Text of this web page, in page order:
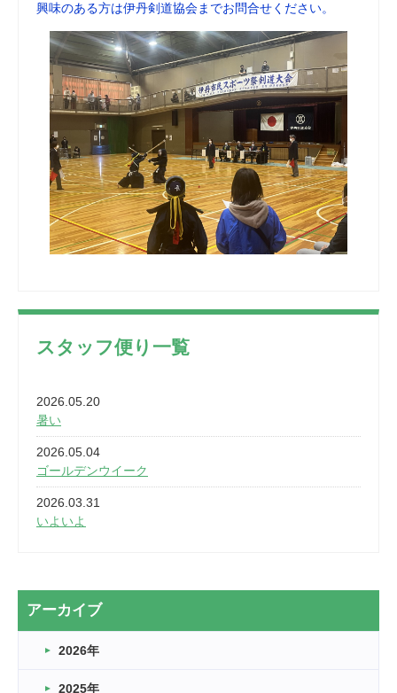
興味のある方は伊丹剣道協会までお問合せください。
スタッフ便り一覧
2026.05.20
暑い
2026.05.04
ゴールデンウイーク
2026.03.31
いよいよ
2026.03.20
なぎなた
2026.03.16
アーカイブ
2026年
2025年